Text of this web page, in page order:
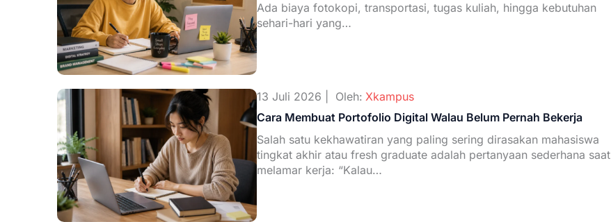
Ada biaya fotokopi, transportasi, tugas kuliah, hingga kebutuhan
sehari-hari yang…
13 Juli 2026 | Oleh: Xkampus
Cara Membuat Portofolio Digital Walau Belum Pernah Bekerja
Salah satu kekhawatiran yang paling sering dirasakan mahasiswa
tingkat akhir atau fresh graduate adalah pertanyaan sederhana saat
melamar kerja: “Kalau…